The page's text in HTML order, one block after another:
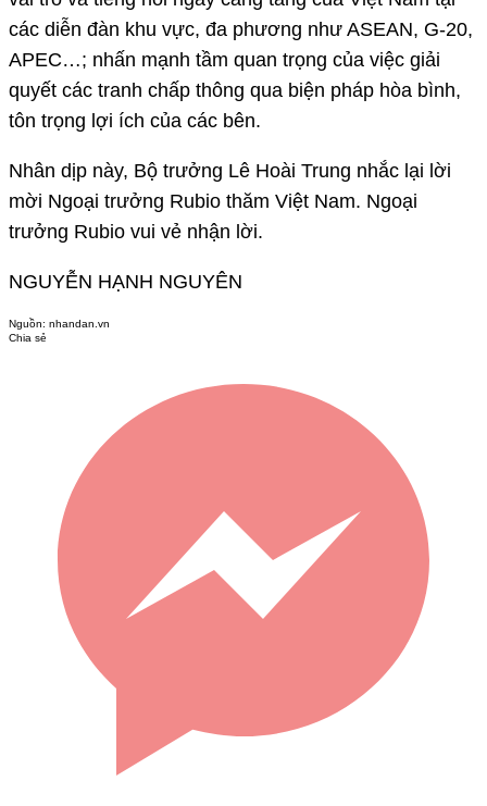
các diễn đàn khu vực, đa phương như ASEAN, G-20,
APEC…; nhấn mạnh tầm quan trọng của việc giải
quyết các tranh chấp thông qua biện pháp hòa bình,
tôn trọng lợi ích của các bên.
Nhân dịp này, Bộ trưởng Lê Hoài Trung nhắc lại lời
mời Ngoại trưởng Rubio thăm Việt Nam. Ngoại
trưởng Rubio vui vẻ nhận lời.
NGUYỄN HẠNH NGUYÊN
Nguồn: nhandan.vn
Chia sẻ